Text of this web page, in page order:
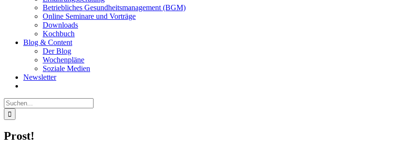
Betriebliches Gesundheitsmanagement (BGM)
Online Seminare und Vorträge
Downloads
Kochbuch
Blog & Content
Der Blog
Wochenpläne
Soziale Medien
Newsletter
Suche
nach:
Prost!